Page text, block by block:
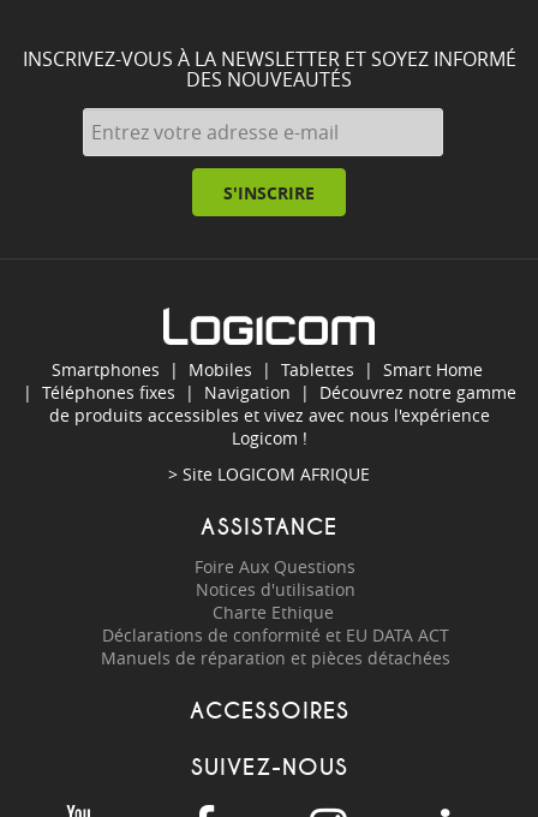
INSCRIVEZ-VOUS À LA NEWSLETTER ET SOYEZ INFORMÉ
DES NOUVEAUTÉS
S'INSCRIRE
Smartphones | Mobiles | Tablettes | Smart Home
| Téléphones fixes | Navigation | Découvrez notre gamme
de produits accessibles et vivez avec nous l'expérience
Logicom !
> Site LOGICOM AFRIQUE
ASSISTANCE
Foire Aux Questions
Notices d'utilisation
Charte Ethique
Déclarations de conformité et EU DATA ACT
Manuels de réparation et pièces détachées
ACCESSOIRES
SUIVEZ-NOUS